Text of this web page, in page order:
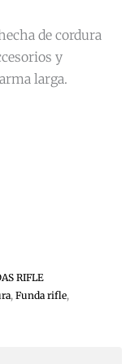
de cordura
y
larga.
RIFLE
, Funda rifle,